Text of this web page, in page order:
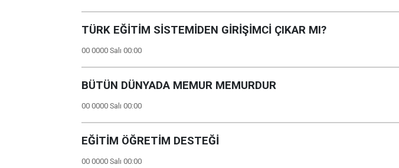
TÜRK EĞİTİM SİSTEMİDEN GİRİŞİMCİ ÇIKAR MI?
00 0000 Salı 00:00
BÜTÜN DÜNYADA MEMUR MEMURDUR
00 0000 Salı 00:00
EĞİTİM ÖĞRETİM DESTEĞİ
00 0000 Salı 00:00